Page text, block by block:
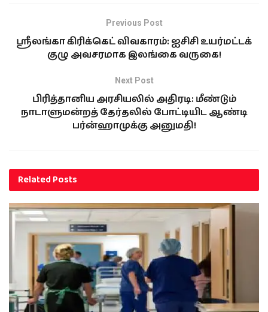
Previous Post
ஸ்ரீலங்கா கிரிக்கெட் விவகாரம்: ஐசிசி உயர்மட்டக்
குழு அவசரமாக இலங்கை வருகை!
Next Post
பிரித்தானிய அரசியலில் அதிரடி: மீண்டும்
நாடாளுமன்றத் தேர்தலில் போட்டியிட ஆண்டி
பர்ன்ஹாமுக்கு அனுமதி!
RelatedPosts